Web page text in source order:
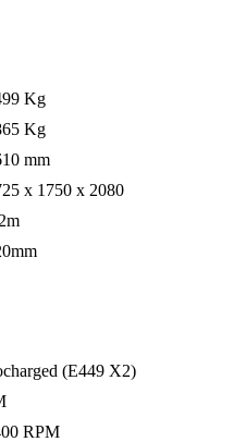
Kg
Kg
mm
x 1750 x 2080
(E449 X2)
RPM